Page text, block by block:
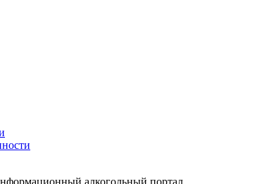
алкогольный портал